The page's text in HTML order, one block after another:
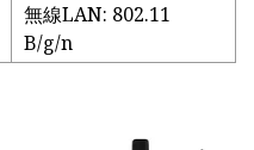
無線LAN: 802.11
B/g/n